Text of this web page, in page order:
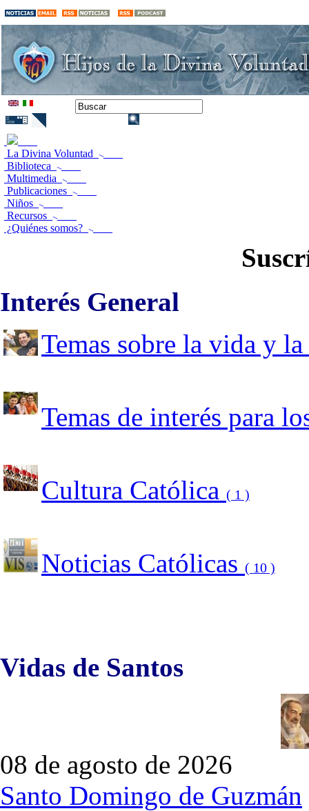
La Divina Voluntad
Biblioteca
Multimedia
Publicaciones
Niños
Recursos
¿Quiénes somos?
Interés General
Temas sobre la vida y
Temas de interés para
Cultura Católica ( 1 )
Noticias Católicas ( 10 )
Vidas de Santos
08 de agosto de 2026
Santo Domingo de Guzmán